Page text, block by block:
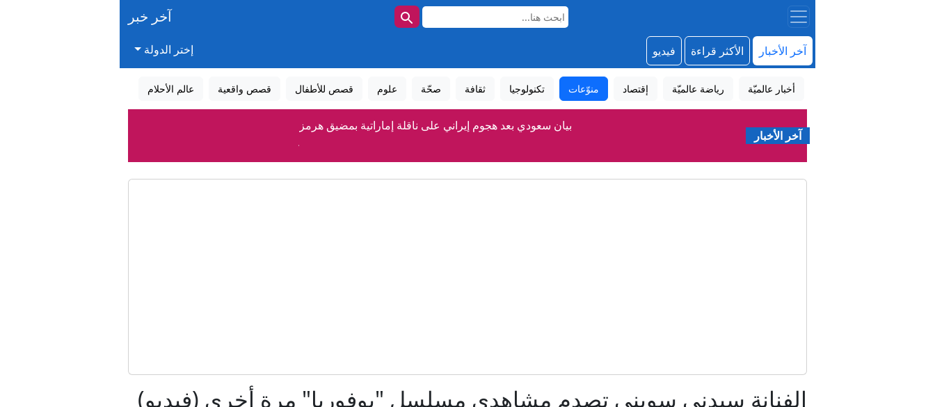
آخر خبر
آخر الأخبار الأكثر قراءة فيديو إختر الدولة
أخبار عالميّة رياضة عالميّة إقتصاد منوّعات تكنولوجيا ثقافة صحّة علوم قصص للأطفال قصص واقعية عالم الأحلام
آخر الأخبار
بيان سعودي بعد هجوم إيراني على ناقلة إماراتية بمضيق هرمز
تنديد عربي باستهداف ناقلة إماراتية بهرمز وقطر تدعو لإعادة فتح المضيق دون شروط
الحوثيون يشنون هجوماً جديداً على مأرب، والأمم المتحدة تحذر من صراع أوسع
الفنانة سيدني سويني تصدم مشاهدي مسلسل "يوفوريا" مرة أخرى (فيديو)